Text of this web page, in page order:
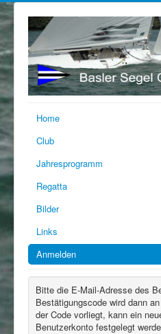
Home
Club
Jahresprogramm
Regatta
Bilder
Links
Anmelden
Bitte die E-Mail-Adresse des
Bestätigungscode wird dann
der Code vorliegt, kann ein
Benutzerkonto festgelegt